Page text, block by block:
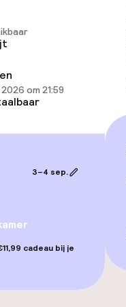
om 21:59
3–4 sep.
cadeau bij je